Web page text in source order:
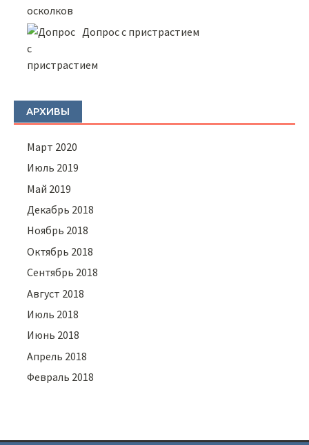
Допрос с пристрастием
АРХИВЫ
Март 2020
Июль 2019
Май 2019
Декабрь 2018
Ноябрь 2018
Октябрь 2018
Сентябрь 2018
Август 2018
Июль 2018
Июнь 2018
Апрель 2018
Февраль 2018